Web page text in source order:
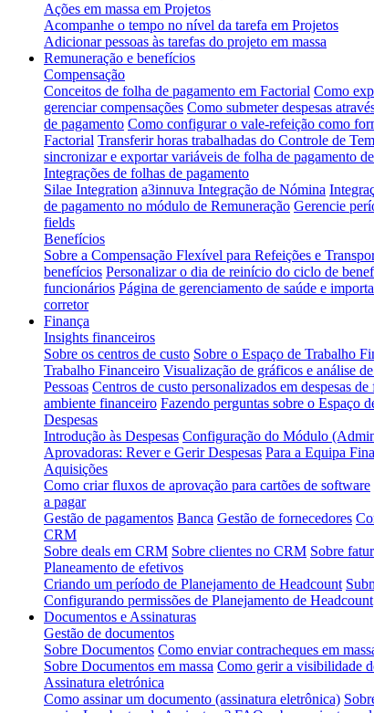
Ações em massa em Projetos
Acompanhe o tempo no nível da tarefa em Projetos
Adicionar pessoas às tarefas do projeto em massa
Remuneração e benefícios
Compensação
Conceitos de folha de pagamento em Factorial Como
gerenciar compensações Como submeter despesas
de pagamento Como configurar o vale-refeição como
Factorial Transferir horas trabalhadas do Controle de
sincronizar e exportar variáveis de folha de pagamento
Integrações de folhas de pagamento
Silae Integration a3innuva Integração de Nómina
de pagamento no módulo de Remuneração Gerencie
fields
Benefícios
Sobre a Compensação Flexível para Refeições e
benefícios Personalizar o dia de reinício do ciclo de
funcionários Página de gerenciamento de saúde e
corretor
Finança
Insights financeiros
Sobre os centros de custo Sobre o Espaço de Trabalho
Trabalho Financeiro Visualização de gráficos e análise
Pessoas Centros de custo personalizados em despesas
ambiente financeiro Fazendo perguntas sobre o Espaço
Despesas
Introdução às Despesas Configuração do Módulo
Aprovadoras: Rever e Gerir Despesas Para a Equipa
Aquisições
Como criar fluxos de aprovação para cartões de software
a pagar
Gestão de pagamentos Banca Gestão de fornecedores
CRM
Sobre deals em CRM Sobre clientes no CRM Sobre
Planeamento de efetivos
Criando um período de Planejamento de Headcount
Configurando permissões de Planejamento de Headcount
Documentos e Assinaturas
Gestão de documentos
Sobre Documentos Como enviar contracheques em
Sobre Documentos em massa Como gerir a visibilidade
Assinatura eletrónica
Como assinar um documento (assinatura eletrônica)